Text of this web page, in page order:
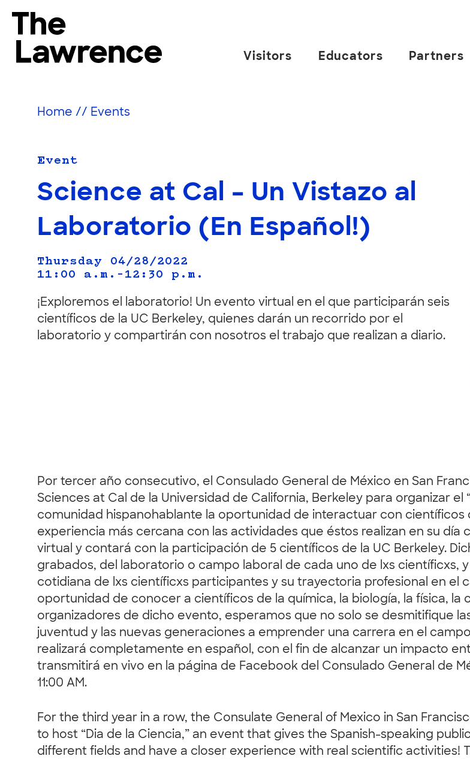
content
The Lawrence Hall of Science
science
Berkeley.
Visitors Educators Partners
Home // Events
Event
Science at Cal – Un Vistazo al
Laboratorio (En Español!)
Thursday 04/28/2022
11:00 a.m.–12:30 p.m.
¡Exploremos el laboratorio! Un evento virtual en el que participarán seis
científicos de la UC Berkeley, quienes darán un recorrido por el
laboratorio y compartirán con nosotros el trabajo que realizan a diario.
Por tercer año consecutivo, el Consulado General de México en San
Sciences at Cal de la Universidad de California, Berkeley para organizar el
comunidad hispanohablante la oportunidad de interactuar con científicos
experiencia más cercana con las actividades que éstos realizan en su día
virtual y contará con la participación de 5 científicos de la UC Berkeley.
grabados, del laboratorio o campo laboral de cada uno de lxs científicxs,
cotidiana de lxs científicxs participantes y su trayectoria profesional en el
oportunidad de conocer a científicos de la química, la biología, la física, la
organizadores de dicho evento, esperamos que no solo se desmitifique
juventud y las nuevas generaciones a emprender una carrera en el
realizará completamente en español, con el fin de alcanzar un impacto
transmitirá en vivo en la página de Facebook del Consulado General de
11:00 AM.
For the third year in a row, the Consulate General of Mexico in San
to host “Dia de la Ciencia,” an event that gives the Spanish-speaking
different fields and have a closer experience with real scientific activities!